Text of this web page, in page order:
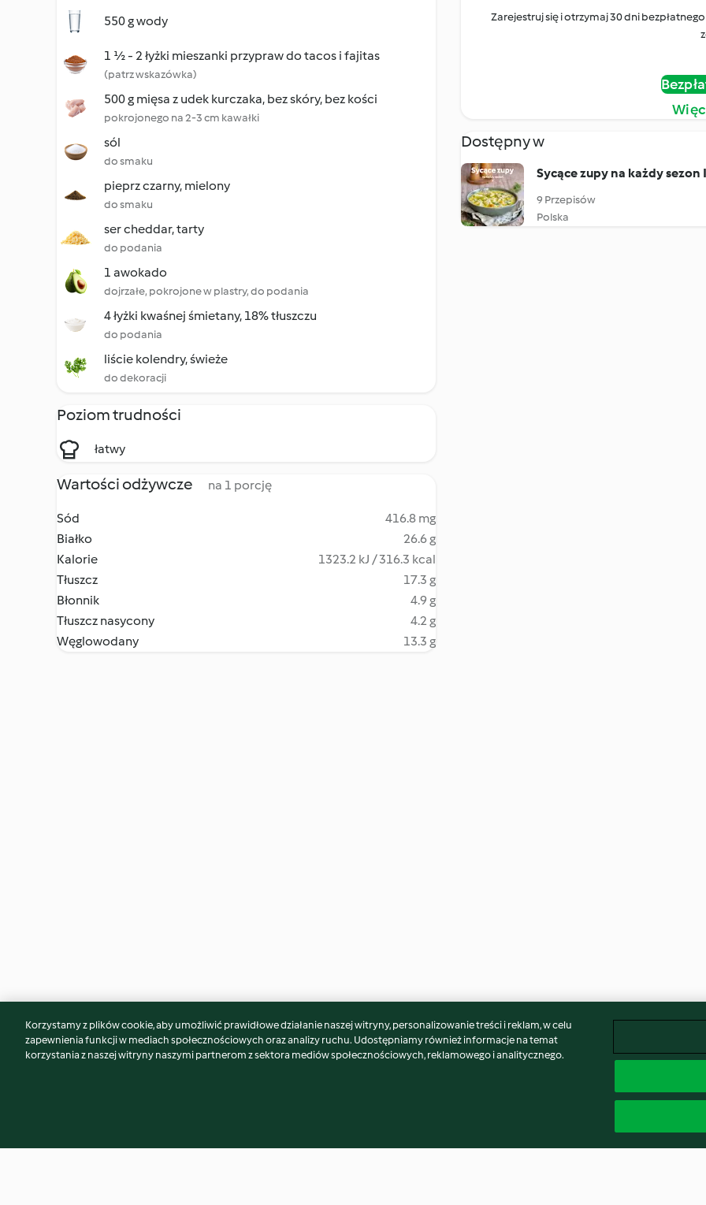
550 g wody
1 ½ - 2 łyżki mieszanki przypraw do tacos i fajitas
(patrz wskazówka)
500 g mięsa z udek kurczaka, bez skóry, bez kości
pokrojonego na 2-3 cm kawałki
sól
do smaku
pieprz czarny, mielony
do smaku
ser cheddar, tarty
do podania
1 awokado
dojrzałe, pokrojone w plastry, do podania
4 łyżki kwaśnej śmietany, 18% tłuszczu
do podania
liście kolendry, świeże
do dekoracji
Poziom trudności
łatwy
Wartości odżywcze na 1 porcję
Sód
416.8 mg
Białko
26.6 g
Kalorie
1323.2 kJ / 316.3 kcal
Tłuszcz
17.3 g
Błonnik
4.9 g
Tłuszcz nasycony
4.2 g
Węglowodany
13.3 g
Zarejestruj się i otrzymaj 30 dni
Dostępny w
Sycące zupy na każdy sezon
9 Przepisów
Polska
Może spodoba Ci się również...
Korzystamy z plików cookie, aby umożliwić prawidłowe działanie naszej witryny, personalizowanie treści i reklam, w celu
zapewnienia funkcji w mediach społecznościowych oraz analizy ruchu. Udostępniamy również informacje na temat
korzystania z naszej witryny naszymi partnerom z sektora mediów społecznościowych, reklamowego i analitycznego.